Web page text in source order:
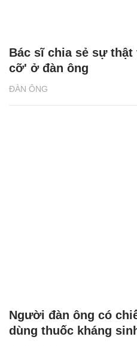
ĐÀN ÔNG
Bác sĩ chia sẻ sự
cỡ' ở đàn ông
Người đàn ông có
dùng thuốc kháng